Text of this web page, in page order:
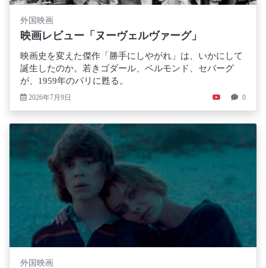
外国映画
映画レビュー「ヌーヴェルヴァーグ」
映画史を変えた傑作「勝手にしやがれ」は、いかにして
誕生したのか。若きゴダール、ベルモンド、セバーグ
が、1959年のパリに甦る。
2026年7月9日 0
外国映画